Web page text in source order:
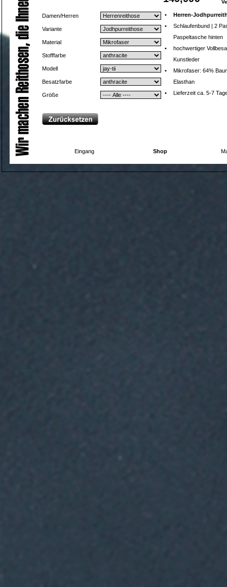
Damen/Herren
Variante
Material
Stofffarbe
Modell
Besatzfarbe
Größe
•
Herren-
•
Schlaufenbund | 2
Paspeltasche hinten
•
hochwertiger
Kunstleder
•
Mikrofaser: 64%
Elasthan
•
Lieferzeit ca. 5-7
Eingang Shop